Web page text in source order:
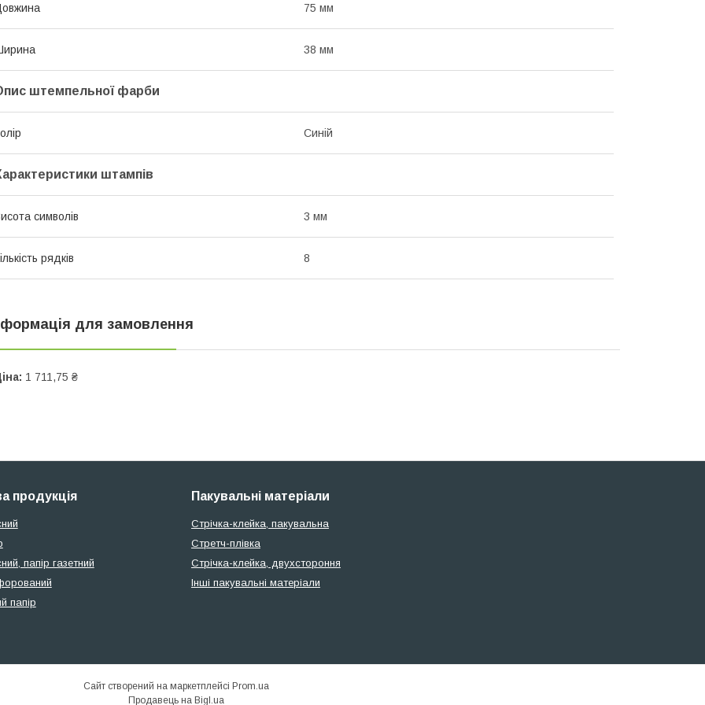
75 мм
38 мм
штемпельної фарби
Синій
штампів
символів 3 мм
рядків 8
для замовлення
1 711,75 ₴
продукція
папір газетний
папір
Пакувальні матеріали
Стрічка-клейка, пакувальна
Стретч-плівка
Стрічка-клейка, двухстороння
Інші пакувальні матеріали
Сайт створений на маркетплейсі Prom.ua
Продавець на Bigl.ua